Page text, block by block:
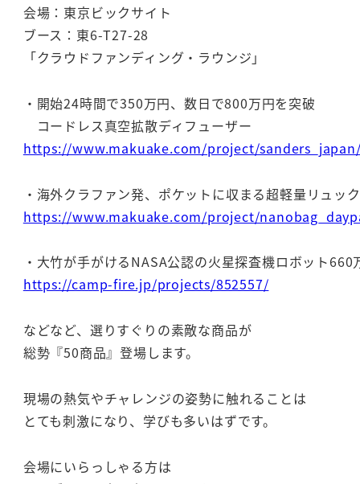
会場：東京ビックサイト
ブース：東6-T27-28
「クラウドファンディング・ラウンジ」
・開始24時間で350万円、数日で800万円を突破
コードレス真空拡散ディフューザー
https://www.makuake.com/project/
・海外クラファン発、ポケットに収まる超軽量リュック
https://www.makuake.com/project/
・大竹が手がけるNASA公認の火星探査機ロボット660
https://camp-fire.jp/projects/852557/
などなど、選りすぐりの素敵な商品が
総勢『50商品』登場します。
現場の熱気やチャレンジの姿勢に触れることは
とても刺激になり、学びも多いはずです。
会場にいらっしゃる方は